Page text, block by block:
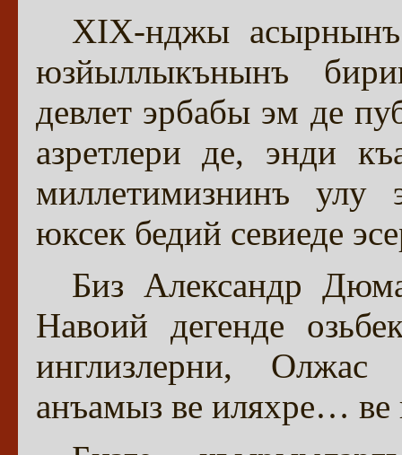
XIX-нджы
юзйыллыкънынъ
девлет эрбабы эм де
азретлери де, энди
миллетимизнинъ улу
юксек бедий севиеде
Биз Александр
Навоий дегенде
инглизлерни, Олжас
анъамыз ве иляхре… ве